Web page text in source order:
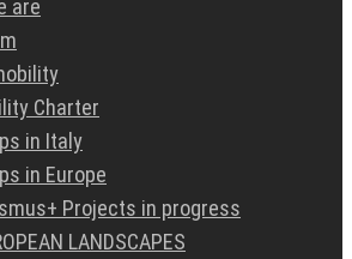
are
Charter
in Italy
in Europe
Projects in progress
LANDSCAPES